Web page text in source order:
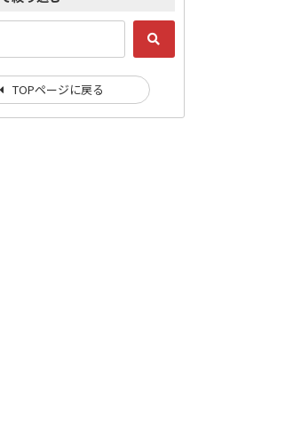
TOPページに戻る